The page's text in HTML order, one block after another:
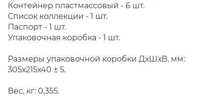
Контейнер пластмассовый - 6 шт.
Список коллекции - 1 шт.
Паспорт - 1 шт.
Упаковочная коробка - 1 шт.
Размеры упаковочной коробки ДхШхВ, мм:
305х215х40 ± 5.
Вес, кг: 0,355.